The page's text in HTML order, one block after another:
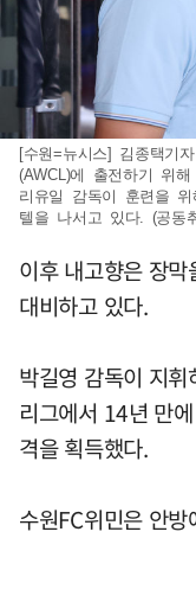
[수원=뉴시스] 김종택기
(AWCL)에 출전하기 위
리유일 감독이 훈련을
텔을 나서고 있다. (공동
이후 내고향은 장
대비하고 있다.
박길영 감독이 지
리그에서 14년 만
격을 획득했다.
수원FC위민은 안